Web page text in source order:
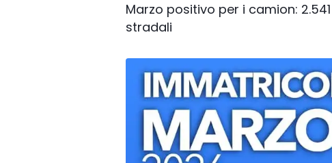
Marzo positivo per i camion:
stradali